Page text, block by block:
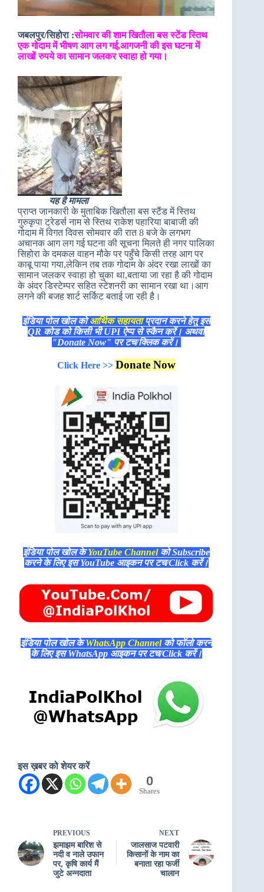
जबलपुर/सिहोरा :सोमवार की शाम खितौला बस स्टेंड स्तिथ
एक गोदाम में भीषण आग लग गई,आगजनी की इस घटना में
लाखों रुपये का सामान जलकर स्वाहा हो गया।
यह है मामला
प्राप्त जानकारी के मुताबिक खितौला बस स्टैंड में स्तिथ
गुरुकृपा ट्रेडर्स नाम से स्तिथ राकेश पहारिया बाबाजी की
गोदाम में विगत दिवस सोमवार की रात 8 बजे के लगभग
अचानक आग लग गई घटना की सूचना मिलते ही नगर पालिका
सिहोरा के दमकल वाहन मौके पर पहुँचे किसी तरह आग पर
काबू पाया गया,लेकिन तब तक गोदाम के अंदर रखा लाखों का
सामान जलकर स्वाहा हो चुका था,बताया जा रहा है की गोदाम
के अंदर डिस्टेम्पर सहित स्टेशनरी का सामान रखा था।आग
लगने की बजह शार्ट सर्किट बताई जा रही है।
इंडिया पोल खोल कोआर्थिक सहायताप्रदान करने हेतु इस
QR कोड को किसी भी UPI ऐप्प से स्कैन करें। अथवा
"Donate Now" पर टच/क्लिक करें।
Click Here >> Donate Now
इंडिया पोल खोल केYouTube Channelको Subscribe
करने के लिए इस YouTube आइकन पर टच/Click करें।
इंडिया पोल खोल केWhatsApp Channelको फॉलो करने
के लिए इस WhatsApp आइकन पर टच/Click करें।
इस ख़बर को शेयर करें
0
Shares
PREVIOUS
झमाझम बारिश से
नदी व नाले उफान
पर, कृषि कार्य मैं
जुटे अन्नदाता
NEXT
जालसाज पटवारी
किसानों के नाम का
बनाता रहा फर्जी
चालान